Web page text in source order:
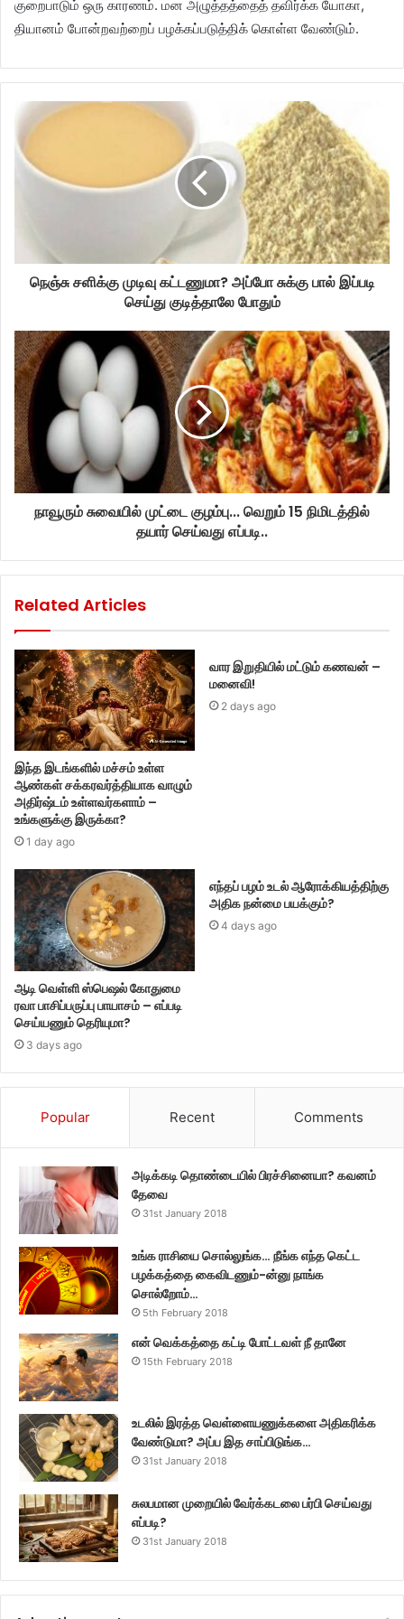
குறைபாடும் ஒரு காரணம். மன அழுத்தத்தைத் தவிர்க்க யோகா,
தியானம் போன்றவற்றைப் பழக்கப்படுத்திக் கொள்ள வேண்டும்.
நெஞ்சு சளிக்கு முடிவு கட்டணுமா? அப்போ சுக்கு பால் இப்படி
செய்து குடித்தாலே போதும்
நாவூரும் சுவையில் முட்டை குழம்பு... வெறும் 15 நிமிடத்தில்
தயார் செய்வது எப்படி..
Related Articles
இந்த இடங்களில் மச்சம் உள்ள
ஆண்கள் சக்கரவர்த்தியாக வாழும்
அதிர்ஷ்டம் உள்ளவர்களாம் –
உங்களுக்கு இருக்கா?
1 day ago
வார இறுதியில் மட்டும் கணவன் –
மனைவி!
2 days ago
ஆடி வெள்ளி ஸ்பெஷல் கோதுமை
ரவா பாசிப்பருப்பு பாயாசம் – எப்படி
செய்யணும் தெரியுமா?
3 days ago
எந்தப் பழம் உடல் ஆரோக்கியத்திற்கு
அதிக நன்மை பயக்கும்?
4 days ago
Popular Recent Comments
அடிக்கடி தொண்டையில் பிரச்சினையா? கவனம்
தேவை
31st January 2018
உங்க ராசியை சொல்லுங்க… நீங்க எந்த கெட்ட
பழக்கத்தை கைவிடணும்-ன்னு நாங்க
சொல்றோம்…
5th February 2018
என் வெக்கத்தை கட்டி போட்டவள் நீ தானே
15th February 2018
உடலில் இரத்த வெள்ளையணுக்களை அதிகரிக்க
வேண்டுமா? அப்ப இத சாப்பிடுங்க…
31st January 2018
சுலபமான முறையில் வேர்க்கடலை பர்பி செய்வது
எப்படி?
31st January 2018